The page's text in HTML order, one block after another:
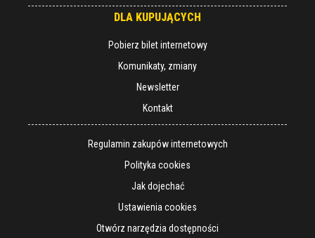
DLA KUPUJĄCYCH
Pobierz bilet internetowy
Komunikaty, zmiany
Newsletter
Kontakt
Regulamin zakupów internetowych
Polityka cookies
Jak dojechać
Ustawienia cookies
Otwórz narzędzia dostępności